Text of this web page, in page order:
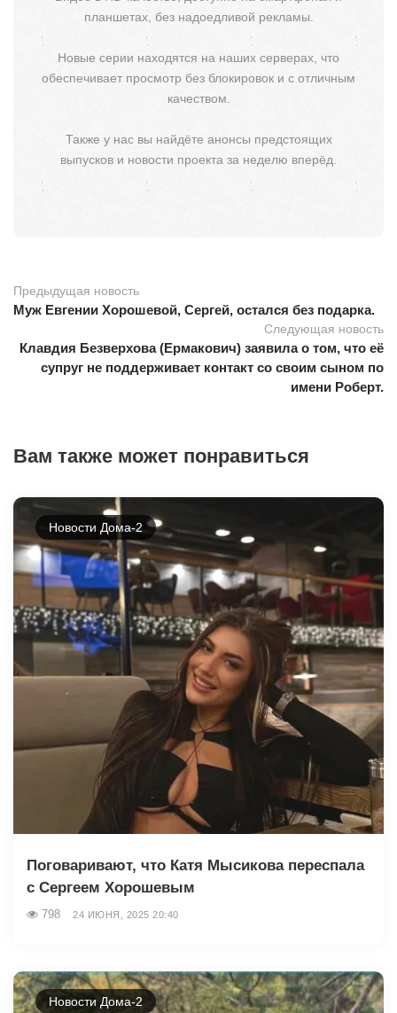
планшетах, без надоедливой рекламы.
Новые серии находятся на наших серверах, что
обеспечивает просмотр без блокировок и с отличным
качеством.
Также у нас вы найдёте анонсы предстоящих
выпусков и новости проекта за неделю вперёд.
Предыдущая новость
Муж Евгении Хорошевой, Сергей, остался без подарка.
Следующая новость
Клавдия Безверхова (Ермакович) заявила о том, что её
супруг не поддерживает контакт со своим сыном по
имени Роберт.
Вам также может понравиться
Новости Дома-2
Поговаривают, что Катя Мысикова переспала
с Сергеем Хорошевым
798 24 ИЮНЯ, 2025 20:40
Новости Дома-2